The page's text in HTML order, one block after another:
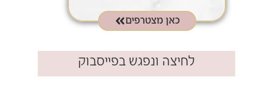
כאן מצטרפים
לחיצה ונפגש בפייסבוק​